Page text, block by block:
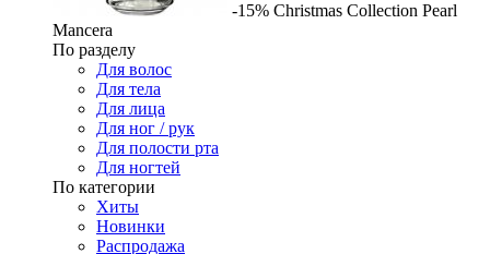
-15% Christmas Collection Pearl
Mancera
По разделу
Для волос
Для тела
Для лица
Для ног / рук
Для полости рта
Для ногтей
По категории
Хиты
Новинки
Распродажа